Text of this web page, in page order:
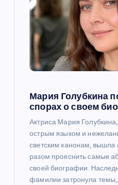
Мария Голубкина
спорах о своем
Актриса Мария
острым языком и
светским канонам,
разом прояснить самые
своей биографии.
фамилии затронула